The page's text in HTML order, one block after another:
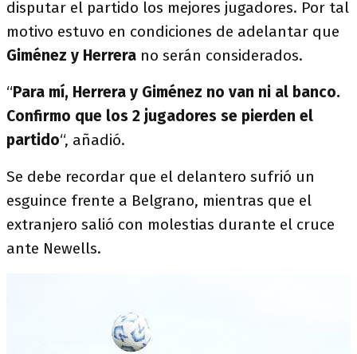
disputar el partido los mejores jugadores. Por tal
motivo estuvo en condiciones de adelantar que
Giménez y Herrera no serán considerados.
“Para mí, Herrera y Giménez no van ni al banco.
Confirmo que los 2 jugadores se pierden el
partido“, añadió.
Se debe recordar que el delantero sufrió un
esguince frente a Belgrano, mientras que el
extranjero salió con molestias durante el cruce
ante Newells.